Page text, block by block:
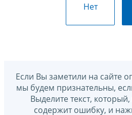
Нет
Если Вы заметили на сайте
мы будем признательны,
Выделите текст,
содержит ошибку, и